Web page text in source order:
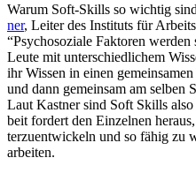
Warum Soft-Skills so wich­tig
ner, Leiter des Insti­tuts für
“Psy­cho­so­ziale Fak­to­ren
Leute mit unter­schied­li­chem
ihr Wissen in einen
und dann gemein­sam am selben
Laut Kast­ner sind Soft Skills
beit for­dert den Ein­zel­nen
ter­zu­ent­wi­ckeln und so fähig zu
ar­bei­ten.